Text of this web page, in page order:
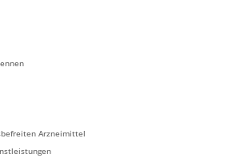
Arzneimittel